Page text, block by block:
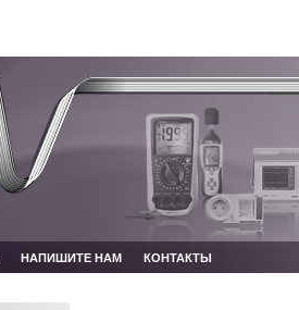
НАПИШИТЕ НАМ КОНТАКТЫ